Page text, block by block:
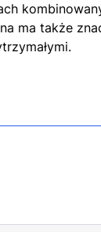
ma także